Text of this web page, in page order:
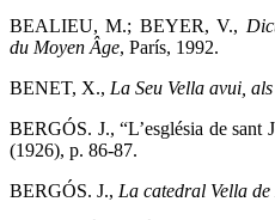
BEALIEU, M.; BEYER, V.,
du Moyen Âge, París, 1992.
BENET, X., La Seu Vella avui, als
BERGÓS. J., “L’església de sant
(1926), p. 86-87.
BERGÓS. J., La catedral Vella de